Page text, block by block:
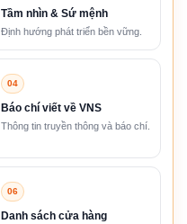
Tầm nhìn & Sứ mệnh
Định hướng phát triển bền vững.
04
Báo chí viết về VNS
Thông tin truyền thông và báo chí.
06
Danh sách cửa hàng